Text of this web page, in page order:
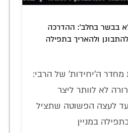
בבשר בחלב': ההדרכה
ולהאריך בתפילה
מחדר ה'יחידות' של הרבי:
לא לוותר ליצר
לעצה הפשוטה שתציל
במניין